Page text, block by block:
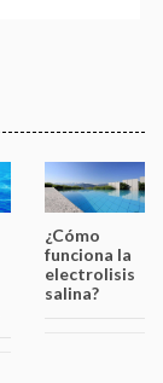
¿Cómo
funciona la
electrolisis
salina?